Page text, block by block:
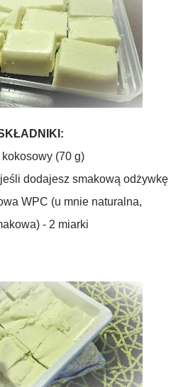
kokosowy (70 g)
dodajesz smakową odżywkę
- 2 miarki